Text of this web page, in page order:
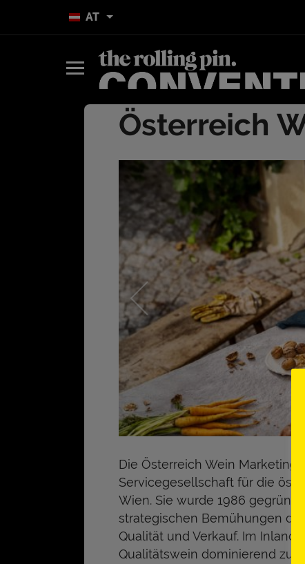
AT
Österreich
Die Österreich Wein Marketing
Servicegesellschaft für die
Wien. Sie wurde 1986
strategischen Bemühungen
Qualität und Verkauf. Im
Qualitätswein dominierend zu